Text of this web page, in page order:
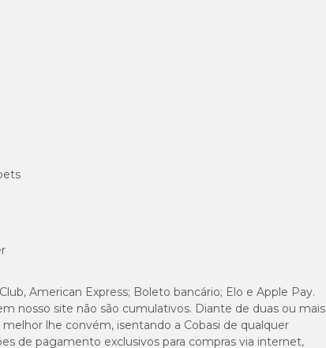
American Express; Boleto bancário; Elo e Apple Pay.
nosso site não são cumulativos. Diante de duas ou mais
lhe convém, isentando a Cobasi de qualquer
de pagamento exclusivos para compras via internet,